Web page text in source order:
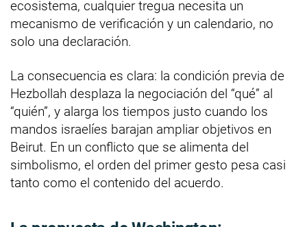
ecosistema, cualquier tregua necesita un
mecanismo de verificación y un calendario, no
solo una declaración.
La consecuencia es clara: la condición previa de
Hezbollah desplaza la negociación del “qué” al
“quién”, y alarga los tiempos justo cuando los
mandos israelíes barajan ampliar objetivos en
Beirut. En un conflicto que se alimenta del
simbolismo, el orden del primer gesto pesa casi
tanto como el contenido del acuerdo.